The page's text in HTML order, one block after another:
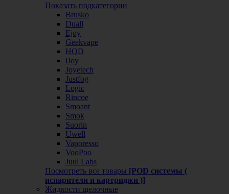
Показать подкатегории
Brusko
Duall
Ejoy
Geekvape
HQD
iJoy
Joyetech
Justfog
Logic
Rincoe
Smoant
Smok
Suorin
Uwell
Vaporesso
VooPoo
Juul Labs
Посмотреть все товары [POD системы (
испарители и картриджи )]
Жидкости щелочные